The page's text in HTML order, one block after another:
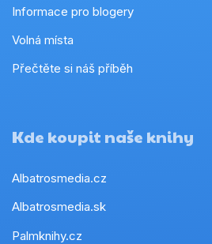
Informace pro blogery
Volná místa
Přečtěte si náš příběh
Kde koupit naše knihy
Albatrosmedia.cz
Albatrosmedia.sk
Palmknihy.cz